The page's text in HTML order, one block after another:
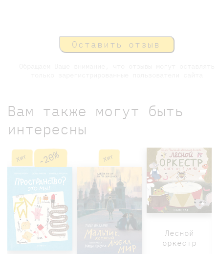
Оставить отзыв
Вам также могут быть
интересны
Хит -20% Хит
Лесной
оркестр